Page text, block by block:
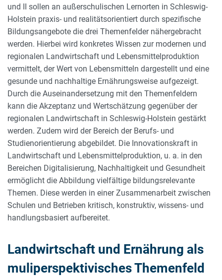
und II sollen an außerschulischen Lernorten in Schleswig-
Holstein praxis- und realitätsorientiert durch spezifische
Bildungsangebote die drei Themenfelder nähergebracht
werden. Hierbei wird konkretes Wissen zur modernen und
regionalen Landwirtschaft und Lebensmittelproduktion
vermittelt, der Wert von Lebensmitteln dargestellt und eine
gesunde und nachhaltige Ernährungsweise aufgezeigt.
Durch die Auseinandersetzung mit den Themenfeldern
kann die Akzeptanz und Wertschätzung gegenüber der
regionalen Landwirtschaft in Schleswig-Holstein gestärkt
werden. Zudem wird der Bereich der Berufs- und
Studienorientierung abgebildet. Die Innovationskraft in
Landwirtschaft und Lebensmittelproduktion, u. a. in den
Bereichen Digitalisierung, Nachhaltigkeit und Gesundheit
ermöglicht die Abbildung vielfältige bildungsrelevante
Themen. Diese werden in einer Zusammenarbeit zwischen
Schulen und Betrieben kritisch, konstruktiv, wissens- und
handlungsbasiert aufbereitet.
Landwirtschaft und Ernährung als
muliperspektivisches Themenfeld